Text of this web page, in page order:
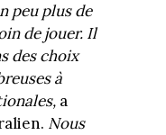
peu plus de
de jouer. Il
des choix
à
a
Nous